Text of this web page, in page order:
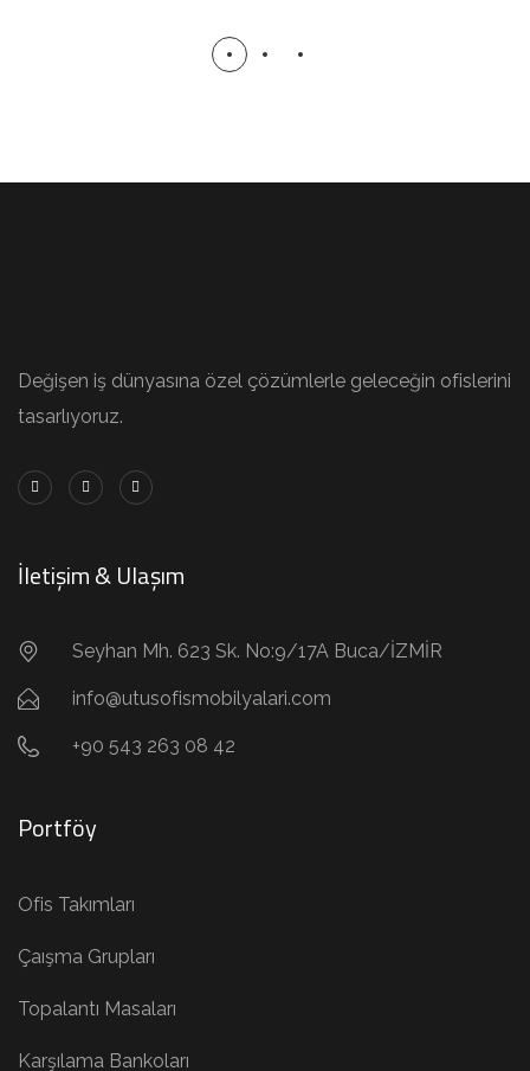
Değişen iş dünyasına özel çözümlerle geleceğin ofislerini
tasarlıyoruz.
İletişim & Ulaşım
Seyhan Mh. 623 Sk. No:9/17A Buca/İZMİR
info@utusofismobilyalari.com
+90 543 263 08 42
Portföy
Ofis Takımları
Çaışma Grupları
Topalantı Masaları
Karşılama Bankoları